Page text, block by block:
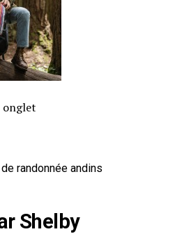
onglet
randonnée andins
Shelby